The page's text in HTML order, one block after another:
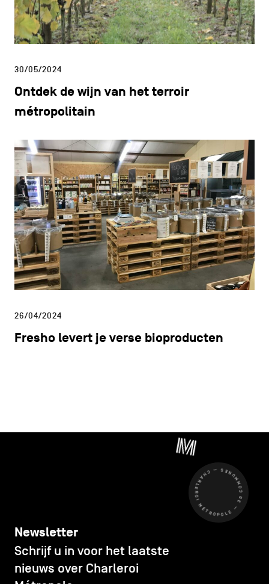
30/05/2024
Ontdek de wijn van het terroir
métropolitain
26/04/2024
Fresho levert je verse bioproducten
CHARLEROI MÉTROPOLE — 30 COMMUNES —
Newsletter
Schrijf u in voor het laatste
nieuws over Charleroi